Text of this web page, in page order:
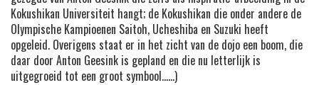
Kokushikan Universiteit hangt; de Kokushikan die onder andere de
Olympische Kampioenen Saitoh, Ucheshiba en Suzuki heeft
opgeleid. Overigens staat er in het zicht van de dojo een boom, die
daar door Anton Geesink is gepland en die nu letterlijk is
uitgegroeid tot een groot symbool……)